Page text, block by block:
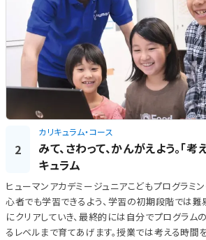
2
カリキュラム・コース
みて、さわって、かんがえよう。「
キュラム
ヒューマンアカデミージュニアこどもプログラミ
心者でも学習できるよう、学習の初期段階では
にクリアしていき、最終的には自分でプログラム
るレベルまで育てあげます。授業では考える時間を